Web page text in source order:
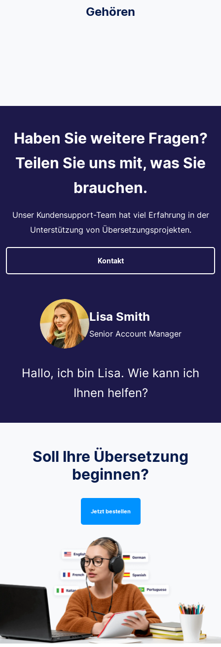
Gehören
Haben Sie weitere Fragen?
Teilen Sie uns mit, was Sie
brauchen.
Unser Kundensupport-Team hat viel Erfahrung in der
Unterstützung von Übersetzungsprojekten.
Kontakt
Lisa Smith
Senior Account Manager
Hallo, ich bin Lisa. Wie kann ich
Ihnen helfen?
Soll Ihre Übersetzung
beginnen?
Jetzt bestellen